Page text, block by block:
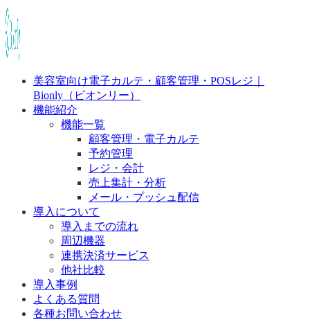
美容室向け電子カルテ・顧客管理・POSレジ｜
Bionly（ビオンリー）
機能紹介
機能一覧
顧客管理・電子カルテ
予約管理
レジ・会計
売上集計・分析
メール・プッシュ配信
導入について
導入までの流れ
周辺機器
連携決済サービス
他社比較
導入事例
よくある質問
各種お問い合わせ